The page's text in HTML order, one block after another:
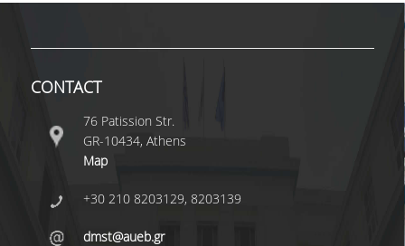
ERASMUS+ PROGRAMME
COURSES OFFERED BY THE
DEPARTMENT
QUALITY ASSURANCE
CONTACT
76 Patission Str.
GR-10434, Athens
Map
+30 210 8203129, 8203139
dmst@aueb.gr